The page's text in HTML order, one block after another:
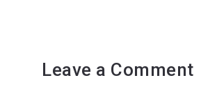
Leave a Comment